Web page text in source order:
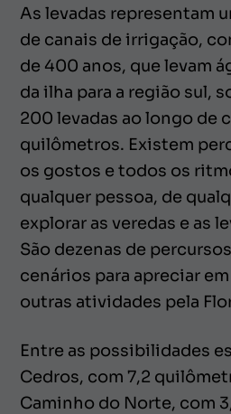
As levadas representam
de canais de irrigação,
de 400 anos, que levam
da ilha para a região sul,
200 levadas ao longo de
quilômetros. Existem
os gostos e todos os
qualquer pessoa, de
explorar as veredas e as
São dezenas de
cenários para apreciar
outras atividades pela
Entre as possibilidades
Cedros, com 7,2
Caminho do Norte, com